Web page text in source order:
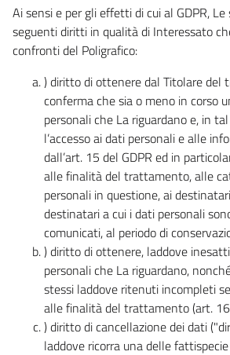
Ai sensi e per gli effetti di cui al GDPR,
seguenti diritti in qualità di Interessato
confronti del Poligrafico:
) diritto di ottenere dal Titolare del
conferma che sia o meno in corso
personali che La riguardano e, in
l’accesso ai dati personali e alle
dall’art. 15 del GDPR ed in
alle finalità del trattamento, alle
personali in questione, ai
destinatari a cui i dati personali
comunicati, al periodo di
) diritto di ottenere, laddove
personali che La riguardano,
stessi laddove ritenuti incompleti
alle finalità del trattamento (art.
) diritto di cancellazione dei dati
laddove ricorra una delle